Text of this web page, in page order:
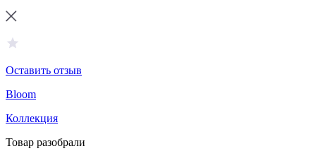
Оставить отзыв
Bloom
Коллекция
Товар разобрали